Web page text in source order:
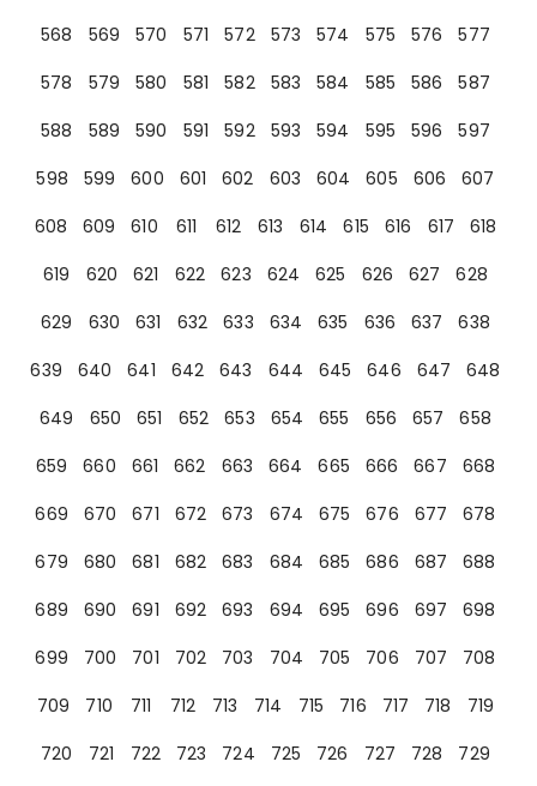
568
569 570 571 572 573 574 575 576
577
578
579 580 581 582 583 584 585 586
587
588
589 590 591 592 593 594 595 596
597
598
599 600 601 602 603 604 605 606
607
608
609 610 611 612 613 614 615 616 617
618
619
620 621 622 623 624 625 626 627
628
629
630 631 632 633 634 635 636 637
638
639
640 641 642 643 644 645 646 647
648
649
650 651 652 653 654 655 656 657
658
659
660 661 662 663 664 665 666 667
668
669
670 671 672 673 674 675 676 677
678
679
680 681 682 683 684 685 686 687
688
689
690 691 692 693 694 695 696 697
698
699
700 701 702 703 704 705 706 707
708
709
710 711 712 713 714 715 716 717 718
719
720
721 722 723 724 725 726 727 728
729